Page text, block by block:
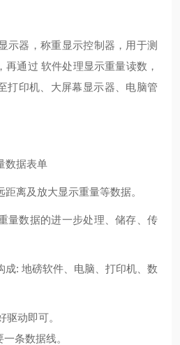
器，称重显示控制器，用于测
通过 软件处理显示重量读数，
打印机、大屏幕显示器、电脑管
数据表单
离及放大显示重量等数据。
量数据的进一步处理、储存、传
: 地磅软件、电脑、打印机、数
动即可。
条数据线。